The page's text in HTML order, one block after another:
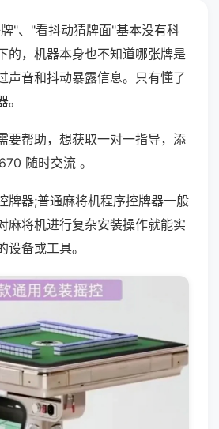
"、"看抖动猜牌面"基本没有科
的，机器本身也不知道哪张牌是
声音和抖动暴露信息。只有懂了
要帮助，想获取一对一指导，添
随时交流 。
牌器;普通麻将机程序控牌器一般
麻将机进行复杂安装操作就能实
备或工具。